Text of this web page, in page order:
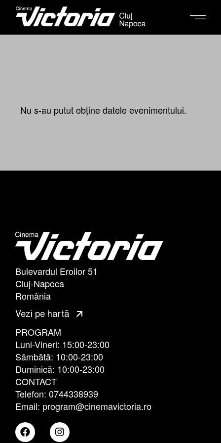
Nu s-au putut obține datele evenimentului.
Bulevardul Eroilor 51
Cluj-Napoca
România
Vezi pe hartă
PROGRAM
Luni-Vineri: 15:00-23:00
Sâmbătă: 10:00-23:00
Duminică: 10:00-23:00
CONTACT
Telefon: 0744338939
Email: program@cinemavictoria.ro